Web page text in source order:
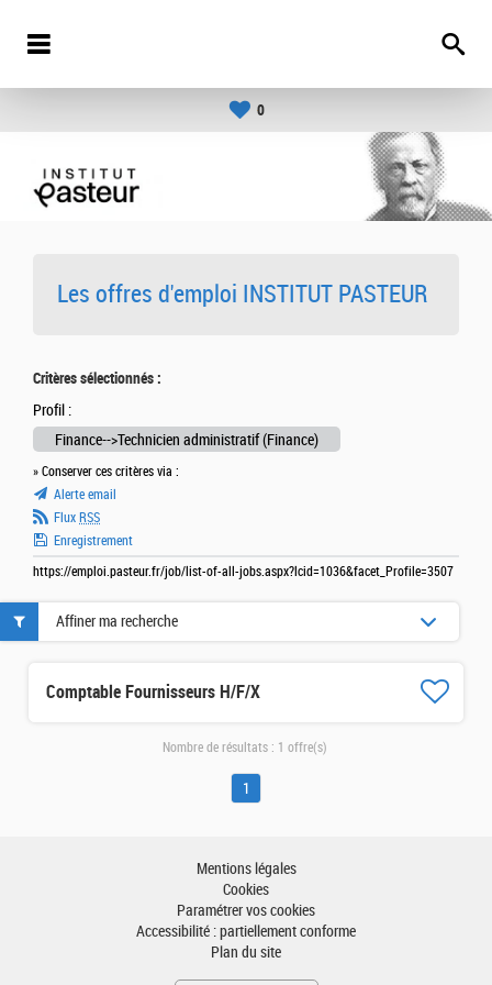
0
Les offres d'emploi INSTITUT PASTEUR
Critères sélectionnés :
Profil :
Finance-->Technicien administratif (Finance)
» Conserver ces critères via :
Alerte email
Flux RSS
Enregistrement
https://emploi.pasteur.fr/job/list-of-all-jobs.aspx?lcid=1036&facet_Profile=3507
Comptable Fournisseurs H/F/X
Affiner ma recherche
Nombre de résultats : 1 offre(s)
1
Mentions légales
Cookies
Paramétrer vos cookies
Accessibilité : partiellement conforme
Plan du site